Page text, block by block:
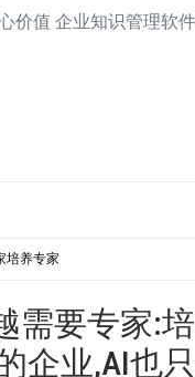
价值 企业知识管理软
培养专家
需要专家:
企业,AI也